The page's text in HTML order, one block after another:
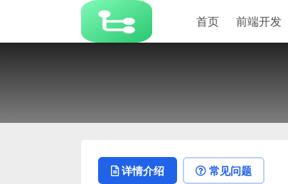
首页 前端开发
详情介绍 常见问题